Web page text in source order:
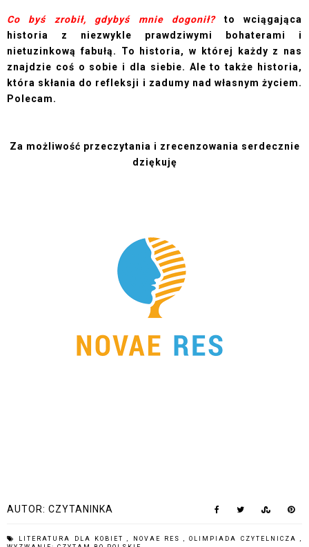
Co byś zrobił, gdybyś mnie dogonił?to wciągająca
historia z niezwykle prawdziwymi bohaterami i
nietuzinkową fabułą. To historia, w której każdy z nas
znajdzie coś o sobie i dla siebie. Ale to także historia,
która skłania do refleksji i zadumy nad własnym życiem.
Polecam.
Za możliwość przeczytania i zrecenzowania serdecznie
dziękuję
AUTOR: CZYTANINKA
LITERATURA DLA KOBIET NOVAE RES ,OLIMPIADA CZYTELNICZA